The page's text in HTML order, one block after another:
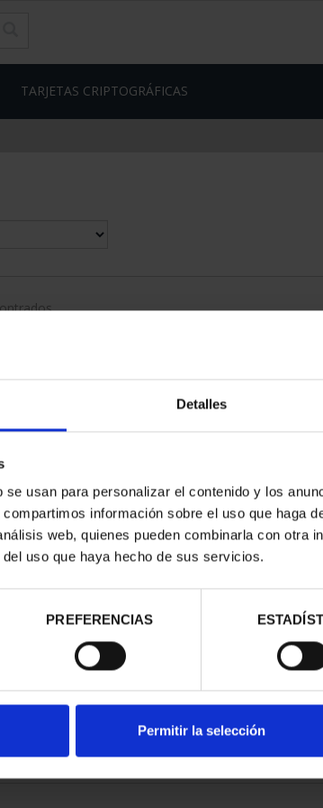
Detalles
usan para personalizar el contenido y los
información sobre el uso que haga
web, quienes pueden combinarla con otra
uso que haya hecho de sus servicios.
PREFERENCIAS
Permitir la selección
TARJETAS CRIPTOGRÁFICAS
2026
€
EUROSET PROOF AÑO 2026
100,00 €